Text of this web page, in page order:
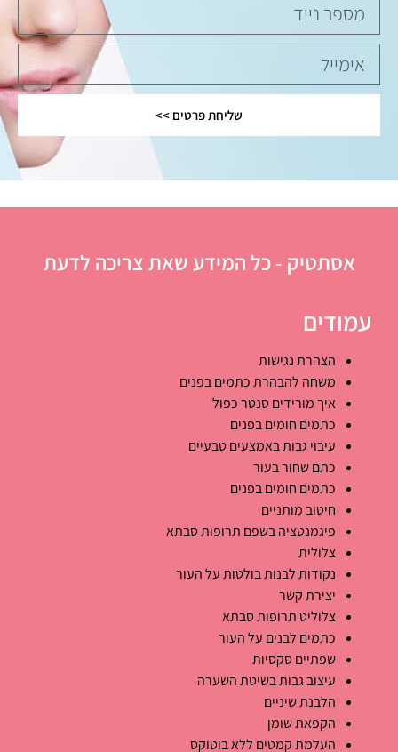
שליחת פרטים >>
אסתטיק - כל המידע שאת צריכה לדעת
עמודים
הצהרת נגישות
משחה להבהרת כתמים בפנים
איך מורידים סנטר כפול
כתמים חומים בפנים
עיבוי גבות באמצעים טבעיים
כתם שחור בעור
כתמים חומים בפנים
חיטוב מותניים
פיגמנטציה בשפם תרופות סבתא
צלולית
נקודות לבנות בולטות על העור
יצירת קשר
צלוליט תרופות סבתא
כתמים לבנים על העור
שפתיים סקסיות
עיצוב גבות בשיטת השערה
הלבנת שיניים
הקפאת שומן
העלמת קמטים ללא בוטוקס